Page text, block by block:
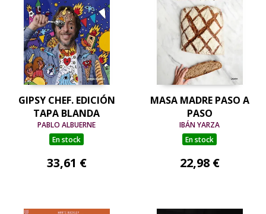
GIPSY CHEF. EDICIÓN
TAPA BLANDA
PABLO ALBUERNE
En stock
33,61 €
MASA MADRE PASO A
PASO
IBÁN YARZA
En stock
22,98 €